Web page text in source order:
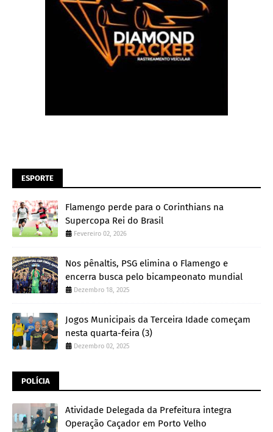
ESPORTE
Flamengo perde para o Corinthians na
Supercopa Rei do Brasil
Fevereiro 02, 2026
Nos pênaltis, PSG elimina o Flamengo e
encerra busca pelo bicampeonato mundial
Dezembro 18, 2025
Jogos Municipais da Terceira Idade começam
nesta quarta-feira (3)
Dezembro 02, 2025
POLÍCIA
Atividade Delegada da Prefeitura integra
Operação Caçador em Porto Velho